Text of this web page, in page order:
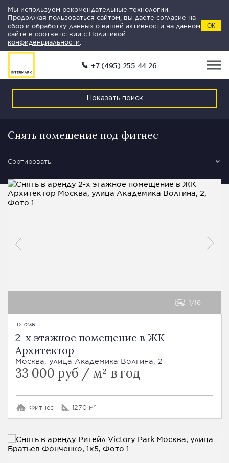
Мы используем рекомендательные технологии.
Продолжая пользоваться сайтом, вы даете согласие на
сбор и обработку данных о вашей активности на данном
сайте в соответствии с Политикой
конфиденциальности
ОК
+7 (495) 255 44 26
Показать поиск
Снять помещение под фитнес
Сортировать
1 16
ID 7236
2-х этажное помещение в ЖК
Архитектор
Москва, улица Академика Волгина, 2
33 000 руб / м² в год
Фитнес 1270 м²